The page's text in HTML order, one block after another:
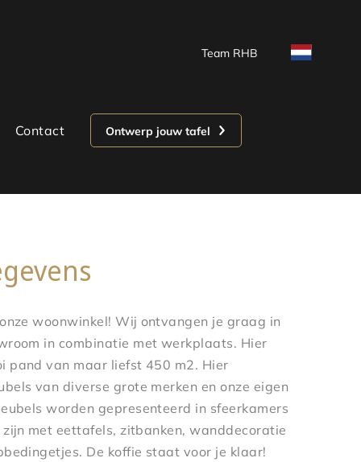
Team RHB
Contact Ontwerp jouw tafel
woonwinkel! Wij ontvangen je graag in
in combinatie met werkplaats. Hier
pand van maar liefst 450 m2. Hier
van diverse grote merken en onze eigen
worden gepresenteerd in sfeerkamers
met eettafels, zitbanken, wanddecoratie
De koffie staat voor je klaar!